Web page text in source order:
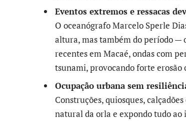
Eventos extremos e ressacas
O oceanógrafo Marcelo Sperle
altura, mas também do período —
recentes em Macaé, ondas com
tsunami, provocando forte erosão
Ocupação urbana sem
Construções, quiosques,
natural da orla e expondo tudo ao